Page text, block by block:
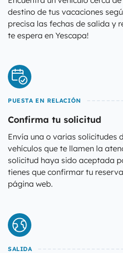
destino de tus vacaciones
precisa las fechas de salida y
te espera en Yescapa!
PUESTA EN RELACIÓN
Confirma tu solicitud
Envía una o varias solicitudes
vehículos que te llamen la
solicitud haya sido aceptada
tienes que confirmar tu
página web.
SALIDA